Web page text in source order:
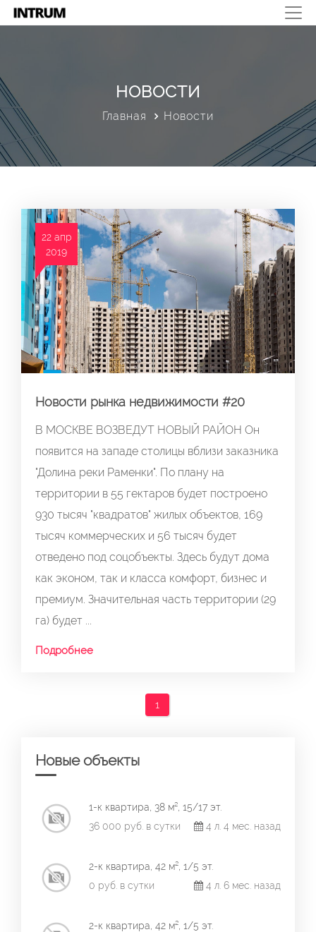
НОВОСТИ
Главная Новости
22 апр
2019
Новости рынка недвижимости #20
В МОСКВЕ ВОЗВЕДУТ НОВЫЙ РАЙОН Он
появится на западе столицы вблизи заказника
"Долина реки Раменки". По плану на
территории в 55 гектаров будет построено
930 тысяч "квадратов" жилых объектов, 169
тысяч коммерческих и 56 тысяч будет
отведено под соцобъекты. Здесь будут дома
как эконом, так и класса комфорт, бизнес и
премиум. Значительная часть территории (29
га) будет ...
Подробнее
1
Новые объекты
1-к квартира, 38 м², 15/17 эт.
36 000 руб. в сутки
4 л. 4 мес. назад
2-к квартира, 42 м², 1/5 эт.
0 руб. в сутки
4 л. 6 мес. назад
2-к квартира, 42 м², 1/5 эт.